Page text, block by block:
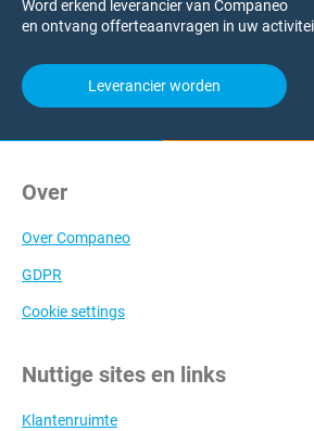
Word erkend leverancier van Companeo
en ontvang offerteaanvragen in uw
Leverancier worden
Over
Over Companeo
GDPR
Cookie settings
Nuttige sites en links
Klantenruimte